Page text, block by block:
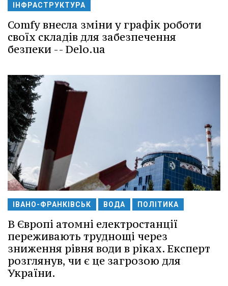
ІНФРАСТРУКТУРА
Comfy внесла зміни у графік роботи
своїх складів для забезпечення
безпеки -- Delo.ua
ІВАНО-ФРАНКІВСЬК ВОДА ПОЛІТИКА
В Європі атомні електростанції
переживають труднощі через
зниження рівня води в ріках. Експерт
розглянув, чи є це загрозою для
України.